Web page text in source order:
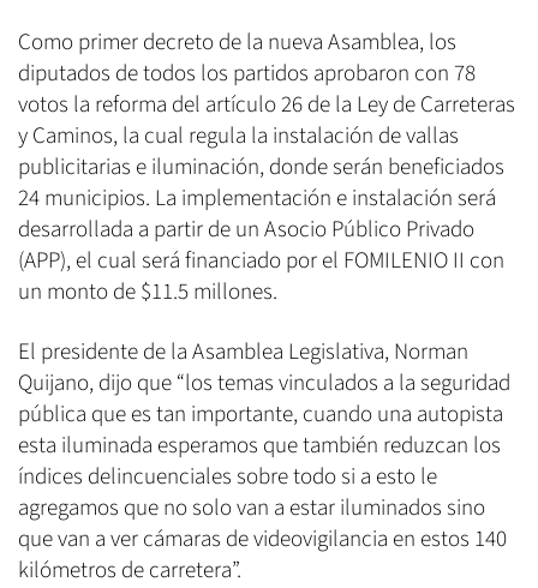
Como primer decreto de la nueva Asamblea, los
diputados de todos los partidos aprobaron con 78
votos la reforma del artículo 26 de la Ley de Carreteras
y Caminos, la cual regula la instalación de vallas
publicitarias e iluminación, donde serán beneficiados
24 municipios. La implementación e instalación será
desarrollada a partir de un Asocio Público Privado
(APP), el cual será financiado por el FOMILENIO II con
un monto de $11.5 millones.
El presidente de la Asamblea Legislativa, Norman
Quijano, dijo que “los temas vinculados a la seguridad
pública que es tan importante, cuando una autopista
esta iluminada esperamos que también reduzcan los
índices delincuenciales sobre todo si a esto le
agregamos que no solo van a estar iluminados sino
que van a ver cámaras de videovigilancia en estos 140
kilómetros de carretera”.